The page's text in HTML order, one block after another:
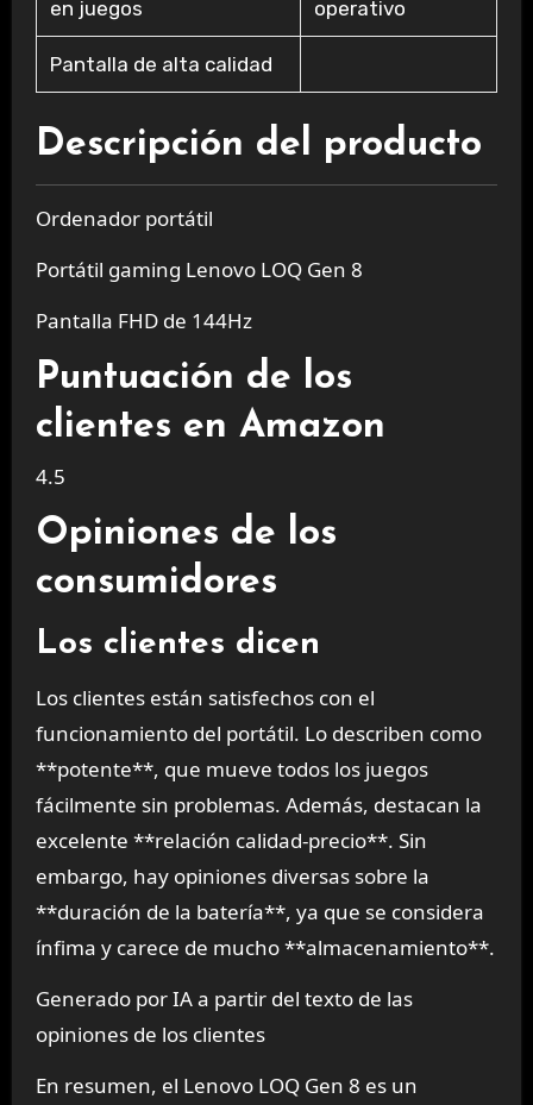
en juegos
operativo
Pantalla de alta calidad
Descripción del producto
Ordenador portátil
Portátil gaming Lenovo LOQ Gen 8
Pantalla FHD de 144Hz
Puntuación de los
clientes en Amazon
4.5
Opiniones de los
consumidores
Los clientes dicen
Los clientes están satisfechos con el
funcionamiento del portátil. Lo describen como
**potente**, que mueve todos los juegos
fácilmente sin problemas. Además, destacan la
excelente **relación calidad-precio**. Sin
embargo, hay opiniones diversas sobre la
**duración de la batería**, ya que se considera
ínfima y carece de mucho **almacenamiento**.
Generado por IA a partir del texto de las
opiniones de los clientes
En resumen, el Lenovo LOQ Gen 8 es un